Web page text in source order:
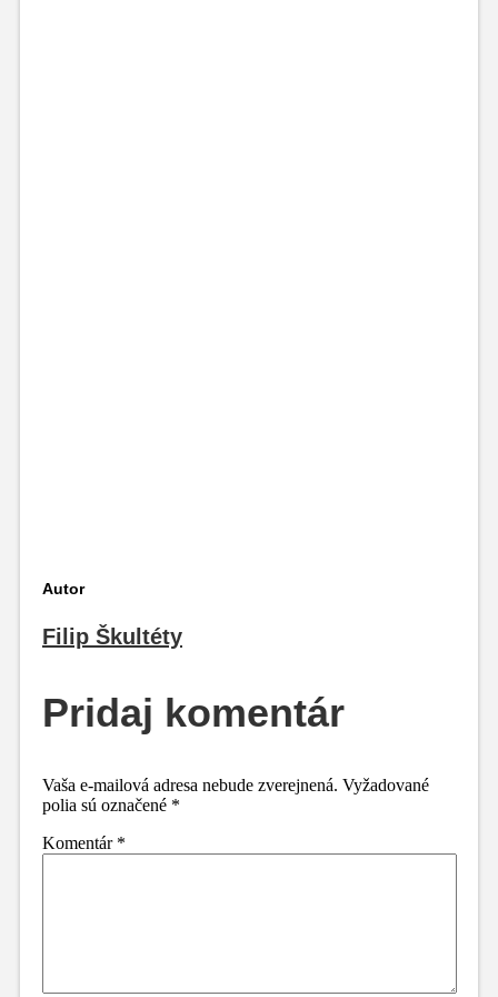
Autor
Filip Škultéty
Pridaj komentár
Vaša e-mailová adresa nebude zverejnená. Vyžadované
polia sú označené *
Komentár *